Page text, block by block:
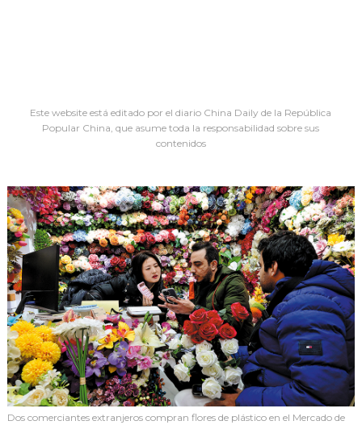
Este website está editado por el diario China Daily de la República
Popular China, que asume toda la responsabilidad sobre sus
contenidos
Dos comerciantes extranjeros compran flores de plástico en el Mercado de